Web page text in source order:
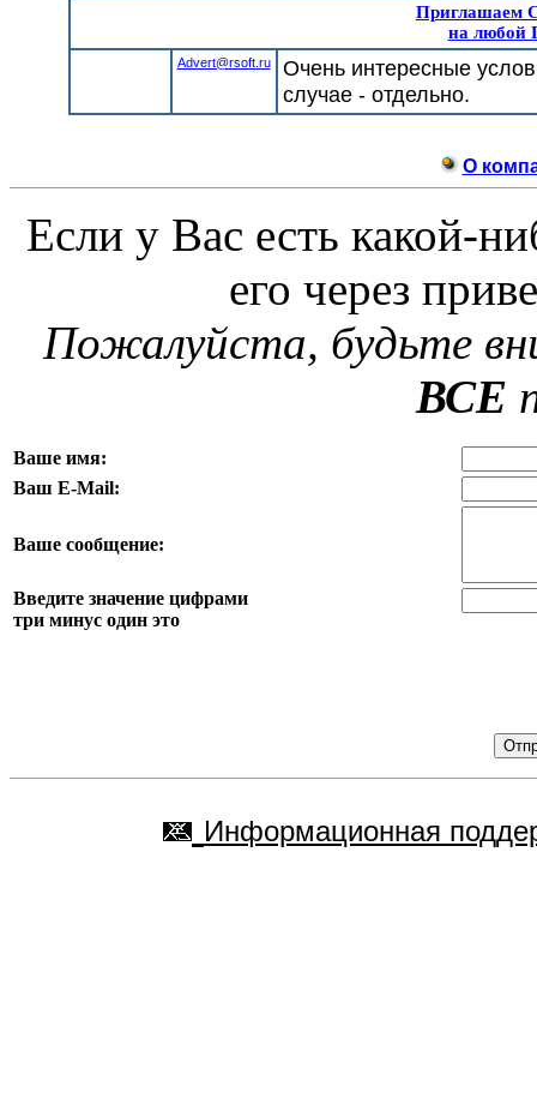
Приглашаем
на любой
Advert@rsoft.ru
Очень интересные
случае - отдельно.
O
Если у Вас есть какой-
его через
Пожалуйста, будьте
ВСЕ
Ваше имя:
Ваш E-Mail:
Ваше сообщение:
Введите значение цифрами
три минус один это
Информационная